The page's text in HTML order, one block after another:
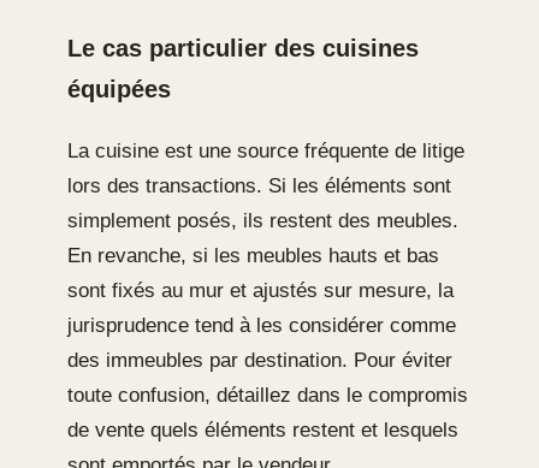
Le cas particulier des cuisines
équipées
La cuisine est une source fréquente de litige
lors des transactions. Si les éléments sont
simplement posés, ils restent des meubles.
En revanche, si les meubles hauts et bas
sont fixés au mur et ajustés sur mesure, la
jurisprudence tend à les considérer comme
des immeubles par destination. Pour éviter
toute confusion, détaillez dans le compromis
de vente quels éléments restent et lesquels